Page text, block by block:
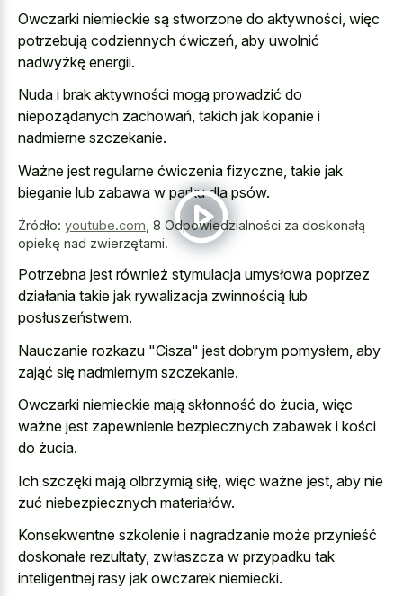
Owczarki niemieckie są stworzone do aktywności, więc
potrzebują codziennych ćwiczeń, aby uwolnić
nadwyżkę energii.
Nuda i brak aktywności mogą prowadzić do
niepożądanych zachowań, takich jak kopanie i
nadmierne szczekanie.
Ważne jest regularne ćwiczenia fizyczne, takie jak
bieganie lub zabawa w parku dla psów.
Źródło: youtube.com 8 Odpowiedzialności za doskonałą
opiekę nad zwierzętami.
Potrzebna jest również stymulacja umysłowa poprzez
działania takie jak rywalizacja zwinnością lub
posłuszeństwem.
Nauczanie rozkazu "Cisza" jest dobrym pomysłem, aby
zająć się nadmiernym szczekanie.
Owczarki niemieckie mają skłonność do żucia, więc
ważne jest zapewnienie bezpiecznych zabawek i kości
do żucia.
Ich szczęki mają olbrzymią siłę, więc ważne jest, aby nie
żuć niebezpiecznych materiałów.
Konsekwentne szkolenie i nagradzanie może przynieść
doskonałe rezultaty, zwłaszcza w przypadku tak
inteligentnej rasy jak owczarek niemiecki.